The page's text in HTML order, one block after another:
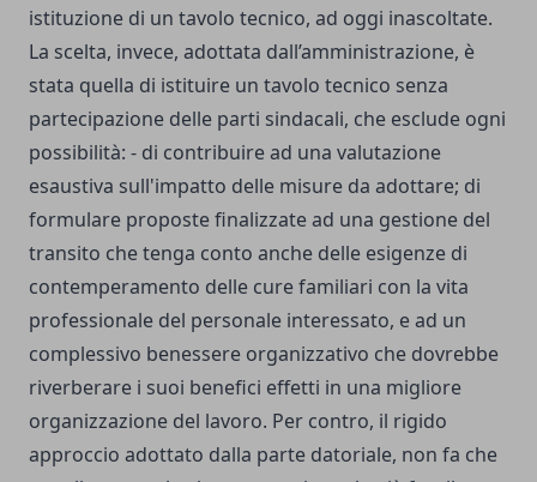
istituzione di un tavolo tecnico, ad oggi inascoltate.
La scelta, invece, adottata dall’amministrazione, è
stata quella di istituire un tavolo tecnico senza
partecipazione delle parti sindacali, che esclude ogni
possibilità: - di contribuire ad una valutazione
esaustiva sull'impatto delle misure da adottare; di
formulare proposte finalizzate ad una gestione del
transito che tenga conto anche delle esigenze di
contemperamento delle cure familiari con la vita
professionale del personale interessato, e ad un
complessivo benessere organizzativo che dovrebbe
riverberare i suoi benefici effetti in una migliore
organizzazione del lavoro. Per contro, il rigido
approccio adottato dalla parte datoriale, non fa che